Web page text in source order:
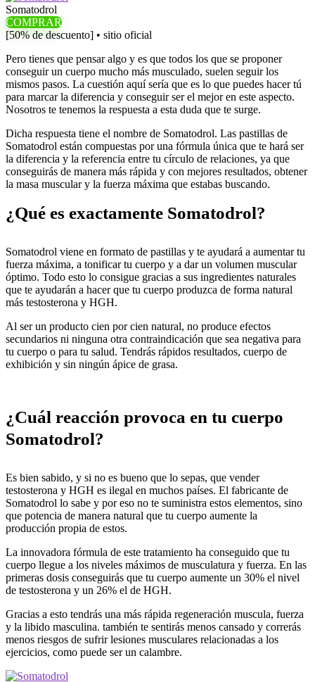
Somatodrol
COMPRAR
[50% de descuento] • sitio oficial
Pero tienes que pensar algo y es que todos los que se proponer
conseguir un cuerpo mucho más musculado, suelen seguir los
mismos pasos. La cuestión aquí sería que es lo que puedes hacer tú
para marcar la diferencia y conseguir ser el mejor en este aspecto.
Nosotros te tenemos la respuesta a esta duda que te surge.
Dicha respuesta tiene el nombre de Somatodrol. Las pastillas de
Somatodrol están compuestas por una fórmula única que te hará ser
la diferencia y la referencia entre tu círculo de relaciones, ya que
conseguirás de manera más rápida y con mejores resultados, obtener
la masa muscular y la fuerza máxima que estabas buscando.
¿Qué es exactamente Somatodrol?
Somatodrol viene en formato de pastillas y te ayudará a aumentar tu
fuerza máxima, a tonificar tu cuerpo y a dar un volumen muscular
óptimo. Todo esto lo consigue gracias a sus ingredientes naturales
que te ayudarán a hacer que tu cuerpo produzca de forma natural
más testosterona y HGH.
Al ser un producto cien por cien natural, no produce efectos
secundarios ni ninguna otra contraindicación que sea negativa para
tu cuerpo o para tu salud. Tendrás rápidos resultados, cuerpo de
exhibición y sin ningún ápice de grasa.
¿Cuál reacción provoca en tu cuerpo
Somatodrol?
Es bien sabido, y si no es bueno que lo sepas, que vender
testosterona y HGH es ilegal en muchos países. El fabricante de
Somatodrol lo sabe y por eso no te suministra estos elementos, sino
que potencia de manera natural que tu cuerpo aumente la
producción propia de estos.
La innovadora fórmula de este tratamiento ha conseguido que tu
cuerpo llegue a los niveles máximos de musculatura y fuerza. En las
primeras dosis conseguirás que tu cuerpo aumente un 30% el nivel
de testosterona y un 26% el de HGH.
Gracias a esto tendrás una más rápida regeneración muscula, fuerza
y la libido masculina. también te sentirás menos cansado y correrás
menos riesgos de sufrir lesiones musculares relacionadas a los
ejercicios, como puede ser un calambre.